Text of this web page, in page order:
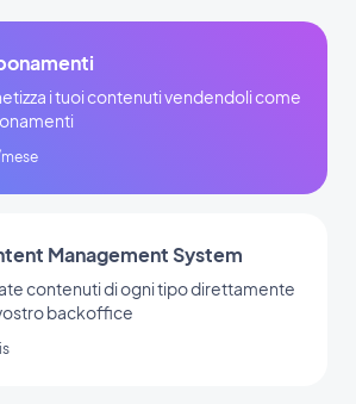
i tuoi contenuti vendendoli come
Management System
contenuti di ogni tipo direttamente
backoffice